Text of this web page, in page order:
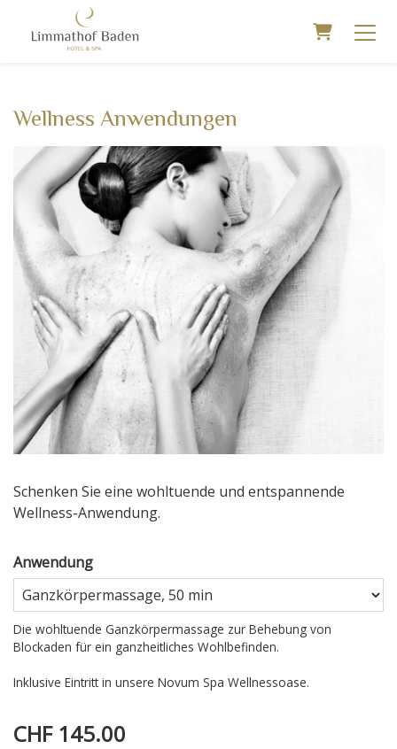
Warenkorb
Wellness Anwendungen
Schenken Sie eine wohltuende und entspannende
Wellness-Anwendung.
Anwendung
Die wohltuende Ganzkörpermassage zur Behebung von
Blockaden für ein ganzheitliches Wohlbefinden.
Inklusive Eintritt in unsere Novum Spa Wellnessoase.
CHF 145.00